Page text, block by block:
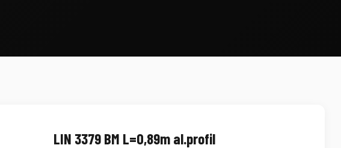
LIN 3379 BM L=0,89m al.profil